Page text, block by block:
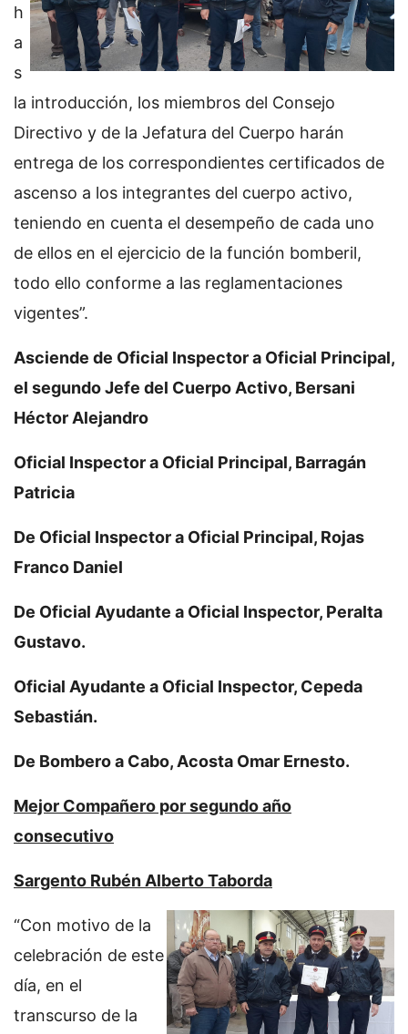
h
a
s
la introducción, los miembros del Consejo
Directivo y de la Jefatura del Cuerpo harán
entrega de los correspondientes certificados de
ascenso a los integrantes del cuerpo activo,
teniendo en cuenta el desempeño de cada uno
de ellos en el ejercicio de la función bomberil,
todo ello conforme a las reglamentaciones
vigentes”.
Asciende de Oficial Inspector a Oficial Principal,
el segundo Jefe del Cuerpo Activo, Bersani
Héctor Alejandro
Oficial Inspector a Oficial Principal, Barragán
Patricia
De Oficial Inspector a Oficial Principal, Rojas
Franco Daniel
De Oficial Ayudante a Oficial Inspector, Peralta
Gustavo.
Oficial Ayudante a Oficial Inspector, Cepeda
Sebastián.
De Bombero a Cabo, Acosta Omar Ernesto.
Mejor Compañero por segundo año
consecutivo
Sargento Rubén Alberto Taborda
“Con motivo de la
celebración de este
día, en el
transcurso de la